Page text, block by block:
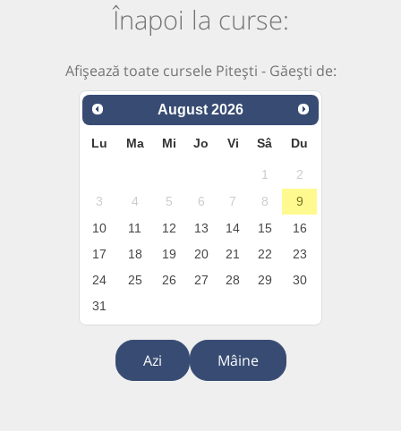
Înapoi la curse:
Afișează toate cursele Pitești - Găești de:
August 2026
Lu Ma Mi Jo Vi Sâ Du
1
2
3
4 5 6 7 8
9
10
11 12 13 14 15
16
17
18 19 20 21 22
23
24
25 26 27 28 29
30
31
Azi Mâine